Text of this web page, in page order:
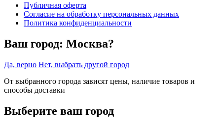
Публичная оферта
Согласие на обработку персональных данных
Политика конфиденциальности
Ваш город: Москва?
Да, верно Нет, выбрать другой город
От выбранного города зависят цены, наличие товаров и
способы доставки
Выберите ваш город